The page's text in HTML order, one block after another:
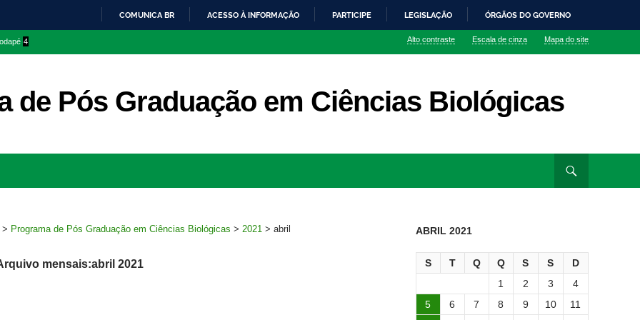
O
COMUNICA BR ACESSO À INFORMAÇÃO PARTICIPE LEGISLAÇÃO ÓRGÃOS DO GOVERNO
4 Alto contraste Escala de cinza Mapa do site
de Pós Graduação em Ciências Biológicas
> Programa de Pós Graduação em Ciências Biológicas > 2021 > abril
mensais:abril 2021
ABRIL 2021
S T Q Q S S
D
1
2 3
4
5
6 7 8 9 10
11